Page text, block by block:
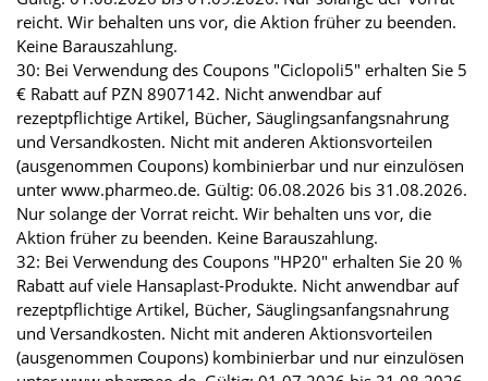
reicht. Wir behalten uns vor, die Aktion früher zu beenden.
Keine Barauszahlung.
30: Bei Verwendung des Coupons "Ciclopoli5" erhalten Sie 5
€ Rabatt auf PZN 8907142. Nicht anwendbar auf
rezeptpflichtige Artikel, Bücher, Säuglingsanfangsnahrung
und Versandkosten. Nicht mit anderen Aktionsvorteilen
(ausgenommen Coupons) kombinierbar und nur einzulösen
unter www.pharmeo.de. Gültig: 06.08.2026 bis 31.08.2026.
Nur solange der Vorrat reicht. Wir behalten uns vor, die
Aktion früher zu beenden. Keine Barauszahlung.
32: Bei Verwendung des Coupons "HP20" erhalten Sie 20 %
Rabatt auf viele Hansaplast-Produkte. Nicht anwendbar auf
rezeptpflichtige Artikel, Bücher, Säuglingsanfangsnahrung
und Versandkosten. Nicht mit anderen Aktionsvorteilen
(ausgenommen Coupons) kombinierbar und nur einzulösen